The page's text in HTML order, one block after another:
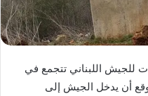
للجيش اللبناني تتجمع في
أن يدخل الجيش إلى